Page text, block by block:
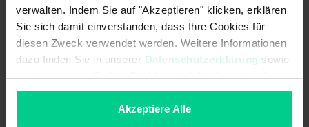
verwalten. Indem Sie auf "Akzeptieren" klicken, erklären
Sie sich damit einverstanden, dass Ihre Cookies für
diesen Zweck verwendet werden. Weitere Informationen
dazu finden Sie in unserer Datenschutzerklärung sowie
imImpressum. Sollten Sie hiermit nicht einverstanden
sein, können Sie die Verwendung von Cookies hier
Akzeptiere Alle
Kurzschlussfestigkeit zu GND:
Versorgung:
Lastwiderstand max.: 250 Ohm